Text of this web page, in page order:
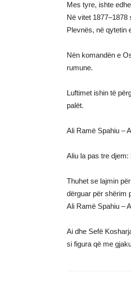
Mes tyre, ishte
Në vitet 1877–1878
Plevnës, në qytetin
Nën komandën e
rumune.
Luftimet ishin të
palët.
Ali Ramë Spahiu –
Aliu la pas tre djem:
Thuhet se lajmin
dërguar për shërim
Ali Ramë Spahiu –
Ai dhe Sefë
si figura që me